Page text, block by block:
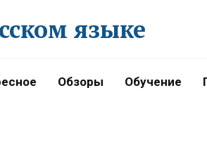
языке
Обзоры Обучение